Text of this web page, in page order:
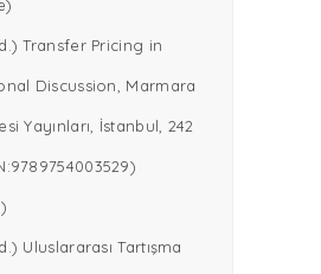
Transfer Pricing in
Discussion, Marmara
Yayınları, İstanbul, 242
Uluslararası Tartışma